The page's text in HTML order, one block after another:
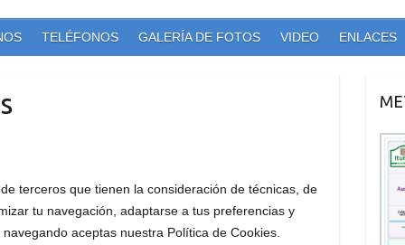
TELÉFONOS GALERÍA DE FOTOS VIDEO ENLACES
terceros que tienen la consideración de técnicas, de
tu navegación, adaptarse a tus preferencias y
aceptas nuestra Política de Cookies.